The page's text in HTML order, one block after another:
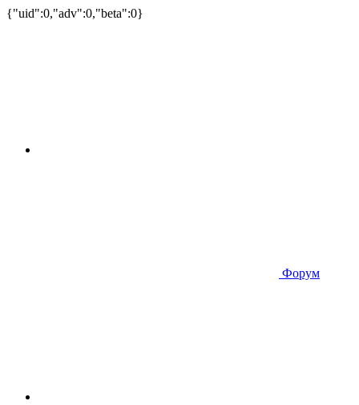
{"uid":0,"adv":0,"beta":0}
Форум